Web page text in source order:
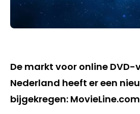
De markt voor online DVD-
Nederland heeft er een
bijgekregen: